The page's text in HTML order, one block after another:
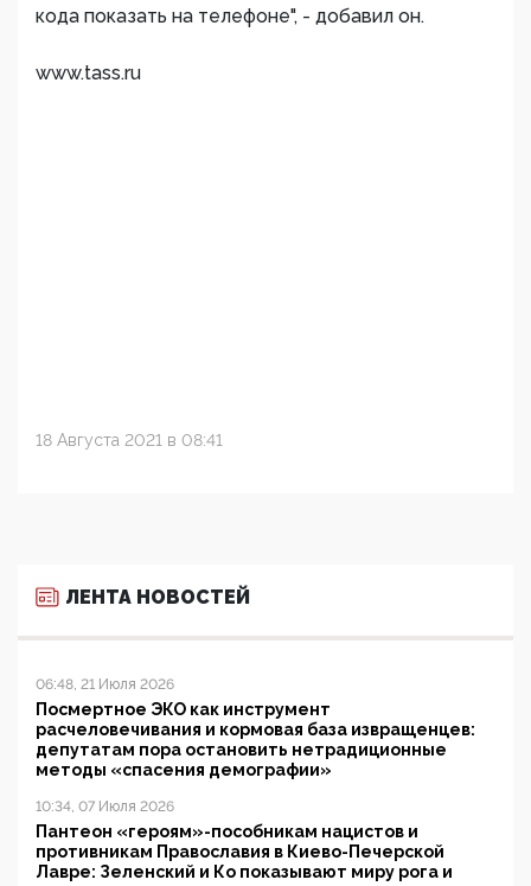
кода показать на телефоне", - добавил он.
www.tass.ru
18 Августа 2021 в 08:41
ЛЕНТА НОВОСТЕЙ
06:48, 21 Июля 2026
Посмертное ЭКО как инструмент
расчеловечивания и кормовая база извращенцев:
депутатам пора остановить нетрадиционные
методы «спасения демографии»
10:34, 07 Июля 2026
Пантеон «героям»-пособникам нацистов и
противникам Православия в Киево-Печерской
Лавре: Зеленский и Ко показывают миру рога и